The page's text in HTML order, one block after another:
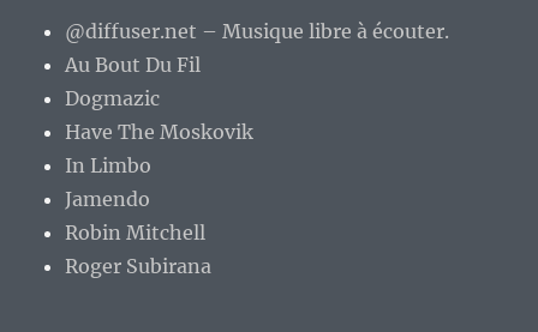
@diffuser.net – Musique libre à écouter.
Au Bout Du Fil
Dogmazic
Have The Moskovik
In Limbo
Jamendo
Robin Mitchell
Roger Subirana